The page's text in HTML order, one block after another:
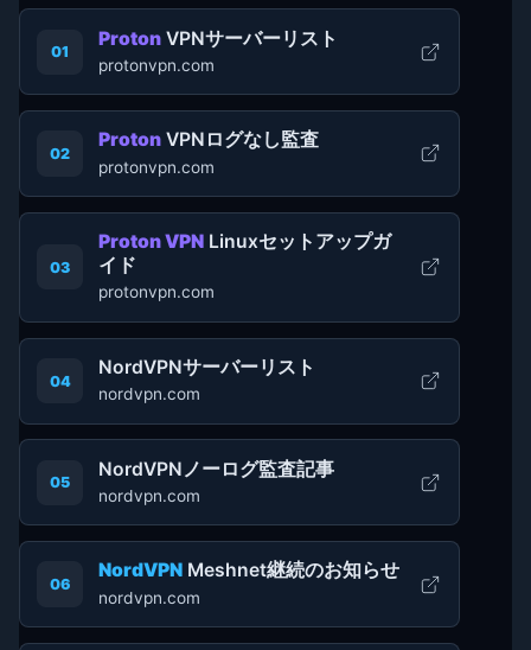
01
ProtonVPNサーバーリスト
protonvpn.com
02
ProtonVPNログなし監査
protonvpn.com
03
Proton VPNLinuxセットアップガ
イド
protonvpn.com
04
NordVPNサーバーリスト
nordvpn.com
05
NordVPNノーログ監査記事
nordvpn.com
06
NordVPNMeshnet継続のお知らせ
nordvpn.com